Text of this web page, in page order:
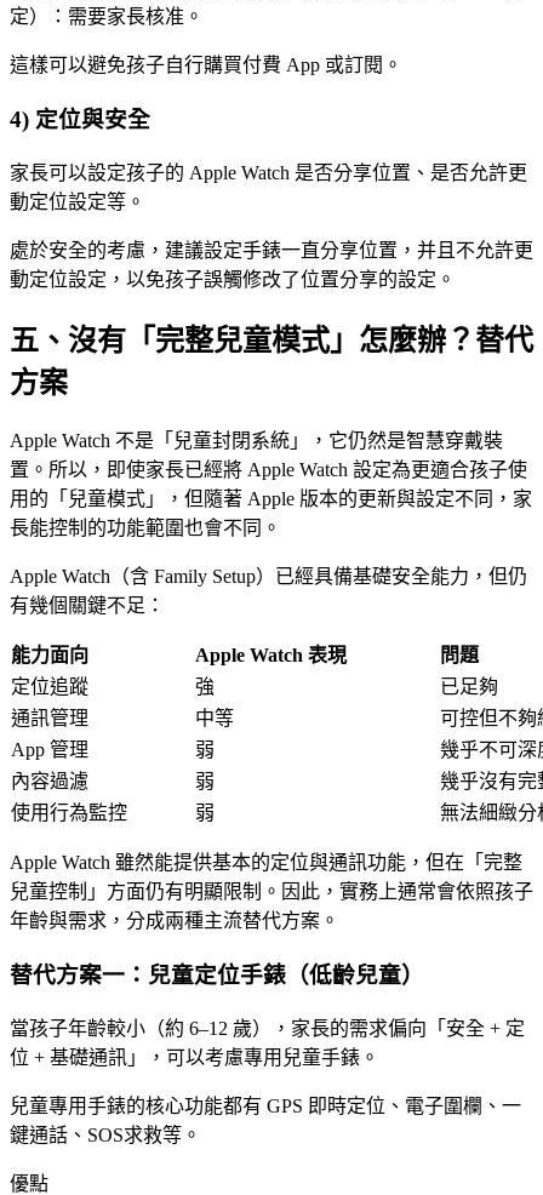
定）：需要家長核准。
這樣可以避免孩子自行購買付費 App 或訂閱。
4) 定位與安全
家長可以設定孩子的 Apple Watch 是否分享位置、是否允許更
動定位設定等。
處於安全的考慮，建議設定手錶一直分享位置，并且不允許更
動定位設定，以免孩子誤觸修改了位置分享的設定。
五、沒有「完整兒童模式」怎麼辦？替代
方案
Apple Watch 不是「兒童封閉系統」，它仍然是智慧穿戴裝
置。所以，即使家長已經將 Apple Watch 設定為更適合孩子使
用的「兒童模式」，但隨著 Apple 版本的更新與設定不同，家
長能控制的功能範圍也會不同。
Apple Watch（含 Family Setup）已經具備基礎安全能力，但仍
有幾個關鍵不足：
能力面向 Apple Watch 表現
問題
定位追蹤
強
已足夠
通訊管理
中等
可控但不夠
App 管理
弱
幾乎不可深
內容過濾
弱
幾乎沒有完
使用行為監控
弱 無法細緻分
Apple Watch 雖然能提供基本的定位與通訊功能，但在「完整
兒童控制」方面仍有明顯限制。因此，實務上通常會依照孩子
年齡與需求，分成兩種主流替代方案。
替代方案一：兒童定位手錶（低齡兒童）
當孩子年齡較小（約 6–12 歲），家長的需求偏向「安全 + 定
位 + 基礎通訊」，可以考慮專用兒童手錶。
兒童專用手錶的核心功能都有 GPS 即時定位、電子圍欄、一
鍵通話、SOS求救等。
優點